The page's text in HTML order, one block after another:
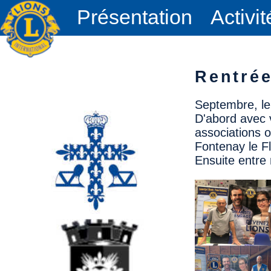
Présentation
Septembre,
D'abord avec
associations
Fontenay le
Ensuite entre